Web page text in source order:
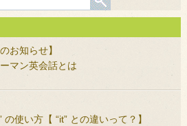
お知らせ】
マン英会話とは
の使い方【 “it” との違いって？】